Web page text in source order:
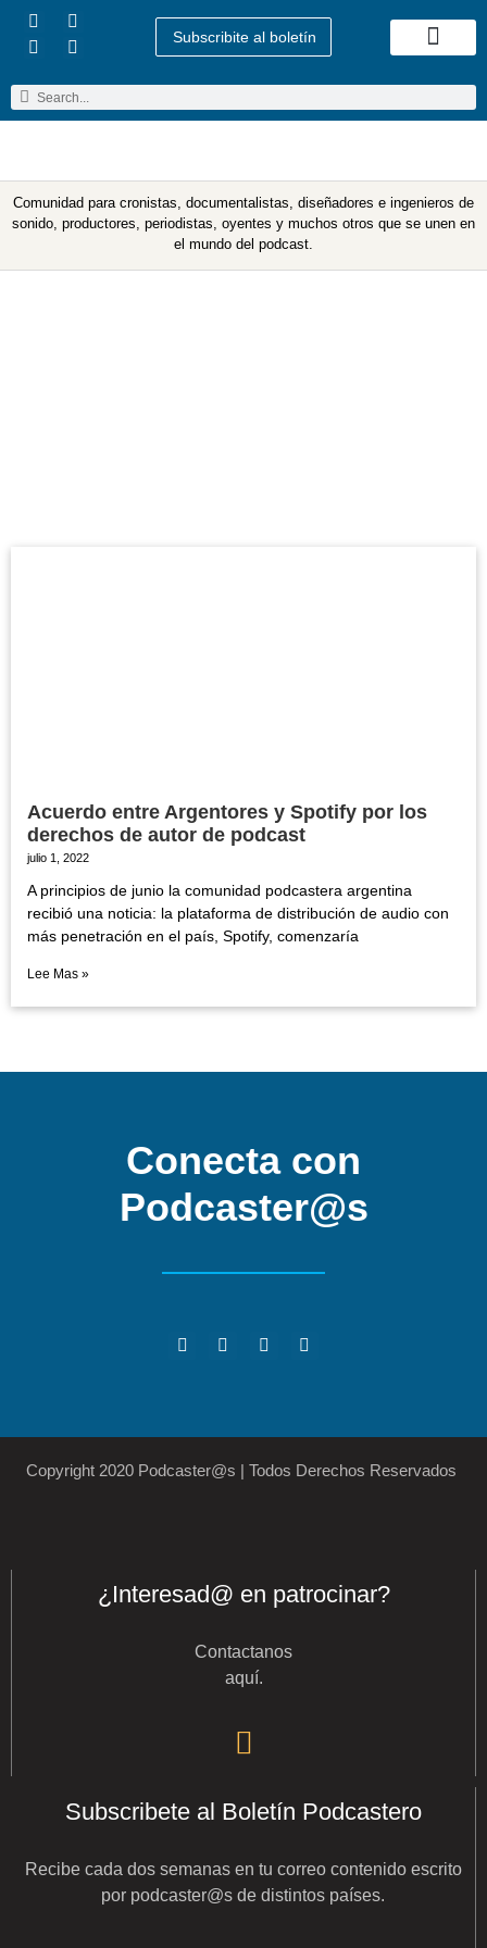
Subscribite al boletín
Comunidad para cronistas, documentalistas, diseñadores e ingenieros de
sonido, productores, periodistas, oyentes y muchos otros que se unen en
el mundo del podcast.
Acuerdo entre Argentores y Spotify por los
derechos de autor de podcast
julio 1, 2022
A principios de junio la comunidad podcastera argentina
recibió una noticia: la plataforma de distribución de audio con
más penetración en el país, Spotify, comenzaría
Lee Mas »
Conecta con
Podcaster@s
Copyright 2020 Podcaster@s | Todos Derechos Reservados
¿Interesad@ en patrocinar?
Contactanos
aquí.
Subscribete al Boletín Podcastero
Recibe cada dos semanas en tu correo contenido escrito
por podcaster@s de distintos países.